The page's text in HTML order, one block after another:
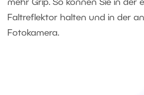
mehr Grip. So können Sie in der
Faltreflektor halten und in der
Fotokamera.